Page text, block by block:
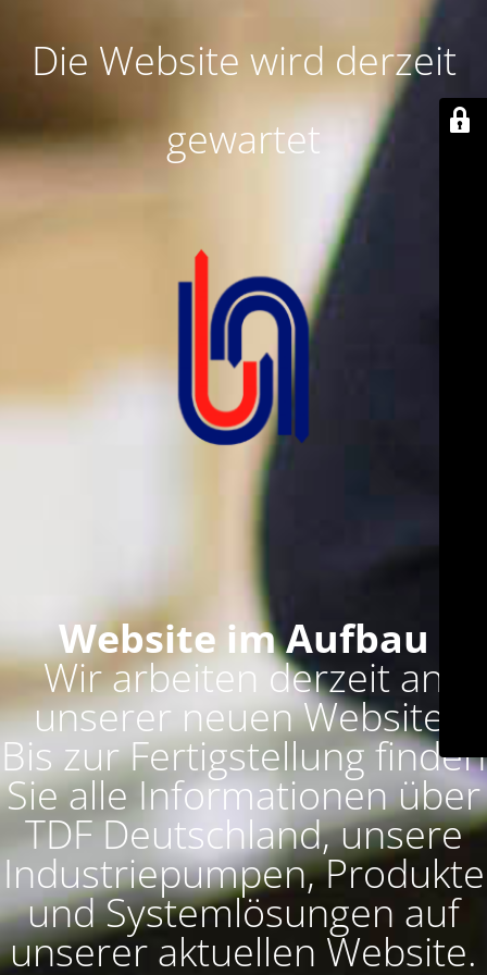
Die Website wird derzeit
gewartet
Website im Aufbau
Wir arbeiten derzeit an
unserer neuen Website.
Bis zur Fertigstellung finden
Sie alle Informationen über
TDF Deutschland, unsere
Industriepumpen, Produkte
und Systemlösungen auf
unserer aktuellen Website.